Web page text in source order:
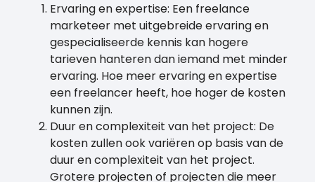
Ervaring en expertise: Een freelance
marketeer met uitgebreide ervaring en
gespecialiseerde kennis kan hogere
tarieven hanteren dan iemand met minder
ervaring. Hoe meer ervaring en expertise
een freelancer heeft, hoe hoger de kosten
kunnen zijn.
Duur en complexiteit van het project: De
kosten zullen ook variëren op basis van de
duur en complexiteit van het project.
Grotere projecten of projecten die meer